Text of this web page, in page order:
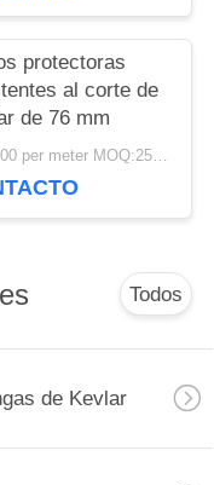
protectoras
al corte de
de 76 mm
usd 8.00 per meter MOQ:25 metros
Todos
de Kevlar